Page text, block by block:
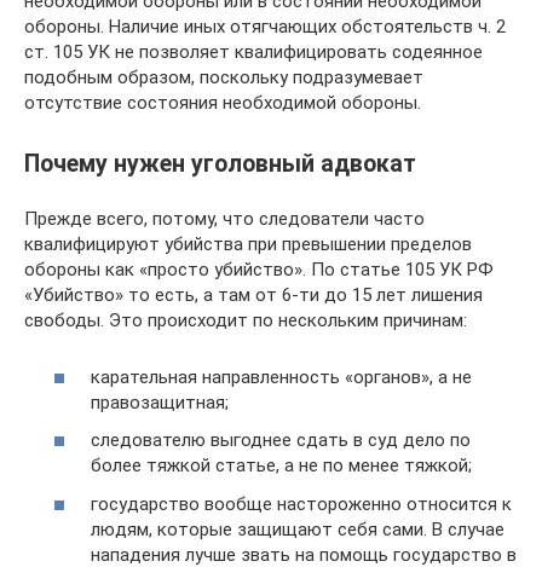
обороны. Наличие иных отягчающих обстоятельств ч. 2
ст. 105 УК не позволяет квалифицировать содеянное
подобным образом, поскольку подразумевает
отсутствие состояния необходимой обороны.
Почему нужен уголовный адвокат
Прежде всего, потому, что следователи часто
квалифицируют убийства при превышении пределов
обороны как «просто убийство». По статье 105 УК РФ
«Убийство» то есть, а там от 6-ти до 15 лет лишения
свободы. Это происходит по нескольким причинам:
карательная направленность «органов», а не
правозащитная;
следователю выгоднее сдать в суд дело по
более тяжкой статье, а не по менее тяжкой;
государство вообще настороженно относится к
людям, которые защищают себя сами. В случае
нападения лучше звать на помощь государство в